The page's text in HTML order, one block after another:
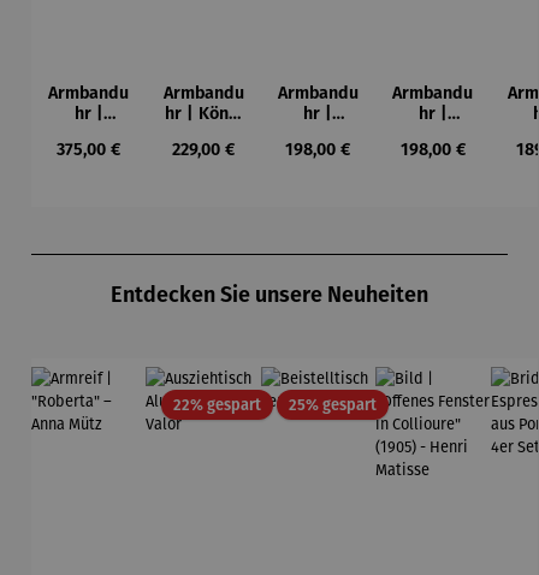
Armbandu
hr |
ph –
Regulärer Preis:
375,00 €
Armbandu
hr | König
-
Regulärer Preis:
229,00 €
Armbandu
hr |
einem
Regulärer Preis:
198,00 €
Armbandu
hr |
Mondrian
Regulärer Preis:
198,00 €
Entdecken Sie unsere Neuheiten
22% gespartRabatt25% gespartRabatt